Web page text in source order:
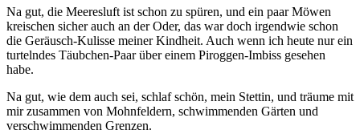
Na gut, die Meeresluft ist schon zu spüren, und ein paar Möwen
kreischen sicher auch an der Oder, das war doch irgendwie schon
die Geräusch-Kulisse meiner Kindheit. Auch wenn ich heute nur ein
turtelndes Täubchen-Paar über einem Piroggen-Imbiss gesehen
habe.
Na gut, wie dem auch sei, schlaf schön, mein Stettin, und träume mit
mir zusammen von Mohnfeldern, schwimmenden Gärten und
verschwimmenden Grenzen.